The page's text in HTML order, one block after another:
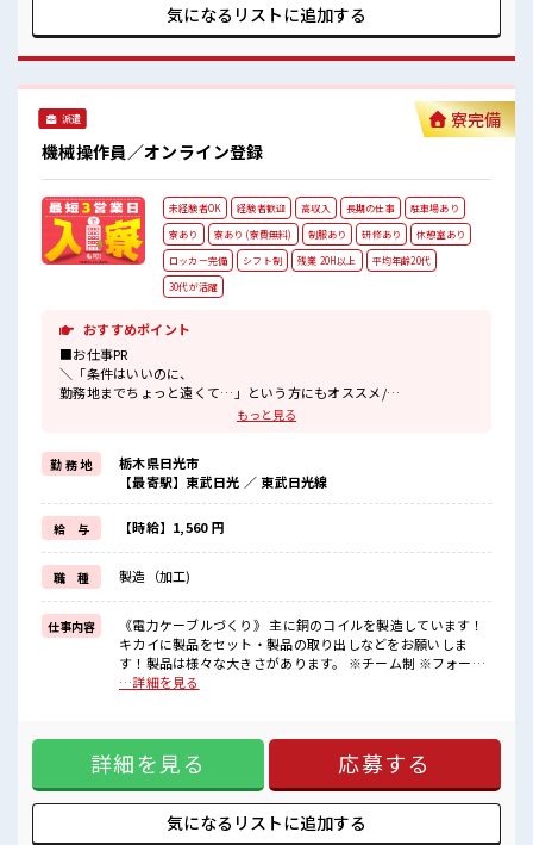
りサポートします！ ■職場の雰囲気 ≪20代の方が多数活躍中
の職場≫ 休憩室完備でランチや休憩も充実しそう♪ 職場には
入もバッチリ目指せますよ！
気になるリストに追加する
派遣
機械操作員／オンライン登録
寮完備
未経験者OK 経験者歓迎 高収入 長期の仕事
駐車場あり
寮あり
寮あり (寮費無料) 制服あり 研修あり
休憩室あり
ロッカー完備
シフト制 残業 20H以上
平均年齢20代
30代が活躍
おすすめポイント
■お仕事PR
＼「条件はいいのに、
勤務地までちょっと遠くて…」という方にもオススメ/
カイテキな家電付きワンルーム寮をご用意♪
◎寮費がタダ
◎TV/冷蔵庫/洗濯機/エアコンなどは備え付け
◎駐車場完備なのでマイカー持ち込みOK
◎近くにコンビニがあるので便利
◎赴任時は現地までの移動交通費も規定支給
＼他にもおすすめポイント満載(^^)/
フォークリフトの免許取得支援あり☆
さらに「正社員登用制度」もあるので正社員を目指せます！
未経験の方も大歓迎！
お仕事が始まっても困った時は近くにいる先輩がしっかりサポート
してくれるから安心です★
■職場の雰囲気
ワンコインでお弁当が食べれますのでお昼の心配ナシ♪
車通勤OK♪
無料駐車場/ロッカー/休憩室完備！
派遣スタッフさんもカツヤク中です！
もっと見る
勤 務 地
栃木県日光市
【最寄駅】東武日光 ／ 東武日光線
給 与 【時給】1,560 円
職 種 製造（加工)
仕事内容
《電力ケーブルづくり》 主に銅のコイルを製造しています！
キカイに製品をセット・製品の取り出しなどをお願いしま
す！製品は様々な大きさがあります。 ※チーム制 ※フォーク
リフト運搬あり ※重いモノ基本なし ※寮アリのお仕事！一人
カイテキな家電付きワンルーム寮をご用意♪ ◎寮費がタダ
◎TV/冷蔵庫/洗濯機/エアコンなどは備え付け ◎駐車場完備な
のでマイカー持ち込みOK ◎近くにコンビニがあるので便利
◎赴任時は現地までの移動交通費も規定支給 ＼他にもおすす
めポイント満載(^^)/ フォークリフトの免許取得支援あり☆ さ
らに「正社員登用制度」もあるので正社員を目指せます！ 未
…詳細を見る
詳細を見る 応募する
気になるリストに追加する